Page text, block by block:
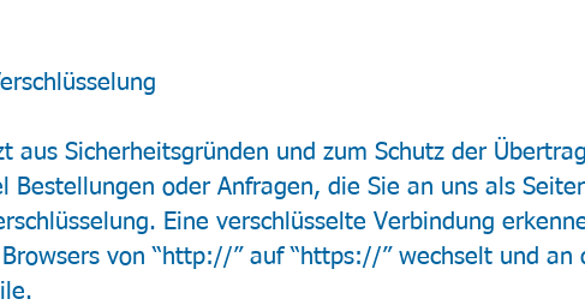
aus Sicherheitsgründen und zum Schutz der
Bestellungen oder Anfragen, die Sie an uns als
Eine verschlüsselte Verbindung
von “http://” auf “https://” wechselt und an